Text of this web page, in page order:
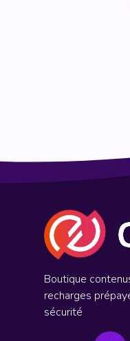
Boutique
recharges
sécurité